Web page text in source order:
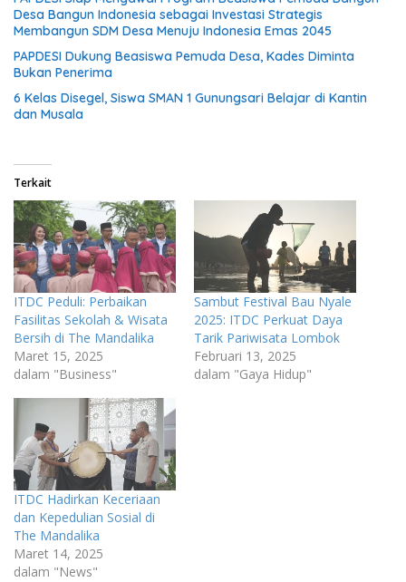
Desa Bangun Indonesia sebagai Investasi Strategis
Membangun SDM Desa Menuju Indonesia Emas 2045
PAPDESI Dukung Beasiswa Pemuda Desa, Kades Diminta
Bukan Penerima
6 Kelas Disegel, Siswa SMAN 1 Gunungsari Belajar di Kantin
dan Musala
Terkait
ITDC Peduli: Perbaikan
Fasilitas Sekolah & Wisata
Bersih di The Mandalika
Maret 15, 2025
dalam "Business"
Sambut Festival Bau Nyale
2025: ITDC Perkuat Daya
Tarik Pariwisata Lombok
Februari 13, 2025
dalam "Gaya Hidup"
ITDC Hadirkan Keceriaan
dan Kepedulian Sosial di
The Mandalika
Maret 14, 2025
dalam "News"